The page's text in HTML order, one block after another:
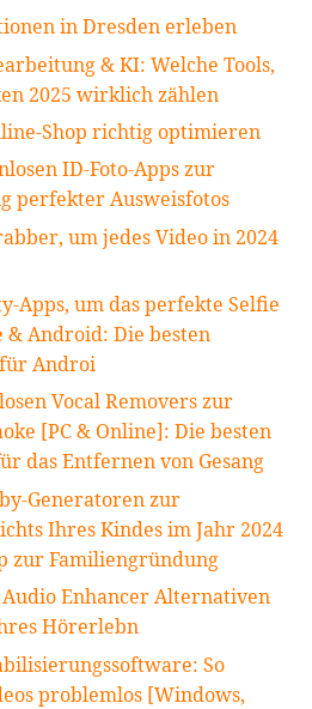
in Dresden erleben
& KI: Welche Tools,
2025 wirklich zählen
Shop richtig optimieren
ID-Foto-Apps zur
perfekter Ausweisfotos
um jedes Video in 2024
Apps, um das perfekte Selfie
& Android: Die besten
Androi
Vocal Removers zur
[PC & Online]: Die besten
das Entfernen von Gesang
Generatoren zur
Ihres Kindes im Jahr 2024
zur Familiengründung
Audio Enhancer Alternativen
Hörerlebn
So
problemlos [Windows,